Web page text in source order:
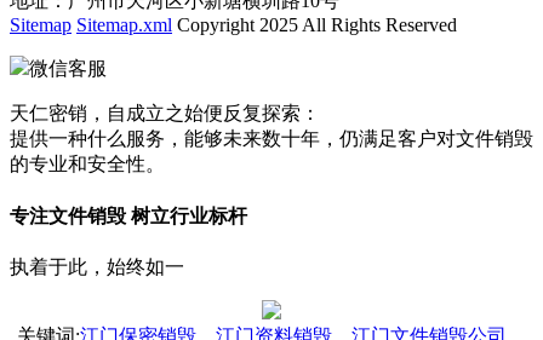
Sitemap Sitemap.xml Copyright 2025 All Rights Reserved
微信客服
天仁密销，自成立之始便反复探索：
提供一种什么服务，能够未来数十年，仍满足客户对文件销毁
的专业和安全性。
专注文件销毁 树立行业标杆
执着于此，始终如一
关键词:江门保密销毁 江门资料销毁 江门文件销毁公司